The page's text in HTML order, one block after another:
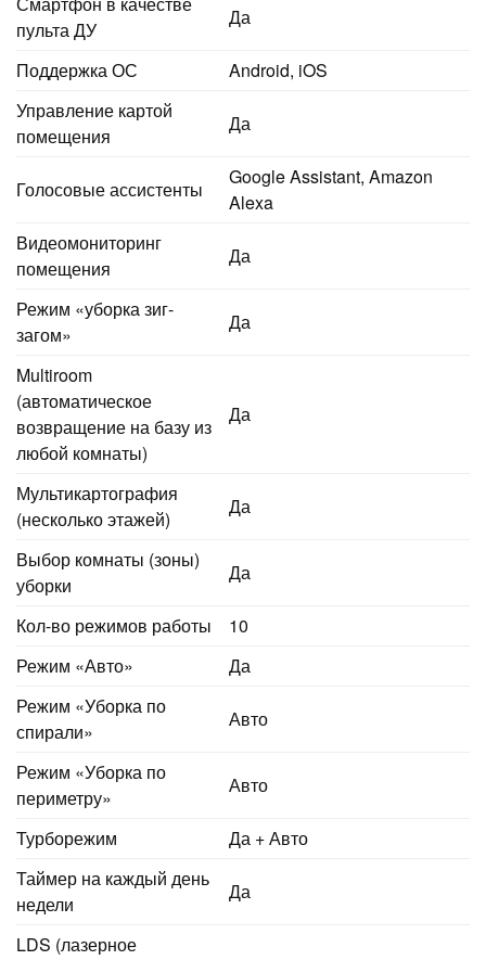
пульта ДУ
Да
Поддержка ОС
Android, iOS
Управление картой
помещения
Да
Голосовые ассистенты
Google Assistant, Amazon
Alexa
Видеомониторинг
помещения
Да
Режим «уборка зиг-
загом»
Да
Multiroom
(автоматическое
возвращение на базу из
любой комнаты)
Да
Мультикартография
(несколько этажей)
Да
Выбор комнаты (зоны)
уборки
Да
Кол-во режимов работы
10
Режим «Авто»
Да
Режим «Уборка по
спирали»
Авто
Режим «Уборка по
периметру»
Авто
Турборежим
Да + Авто
Таймер на каждый день
недели
Да
LDS (лазерное